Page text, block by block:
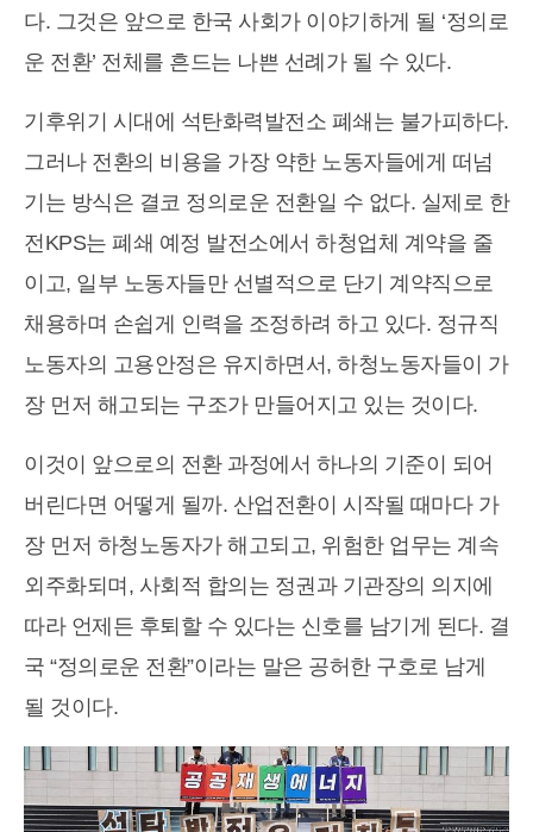
다. 그것은 앞으로 한국 사회가 이야기하게 될 ‘정의로
운 전환’ 전체를 흔드는 나쁜 선례가 될 수 있다.
기후위기 시대에 석탄화력발전소 폐쇄는 불가피하다.
그러나 전환의 비용을 가장 약한 노동자들에게 떠넘
기는 방식은 결코 정의로운 전환일 수 없다. 실제로 한
전KPS는 폐쇄 예정 발전소에서 하청업체 계약을 줄
이고, 일부 노동자들만 선별적으로 단기 계약직으로
채용하며 손쉽게 인력을 조정하려 하고 있다. 정규직
노동자의 고용안정은 유지하면서, 하청노동자들이 가
장 먼저 해고되는 구조가 만들어지고 있는 것이다.
이것이 앞으로의 전환 과정에서 하나의 기준이 되어
버린다면 어떻게 될까. 산업전환이 시작될 때마다 가
장 먼저 하청노동자가 해고되고, 위험한 업무는 계속
외주화되며, 사회적 합의는 정권과 기관장의 의지에
따라 언제든 후퇴할 수 있다는 신호를 남기게 된다. 결
국 “정의로운 전환”이라는 말은 공허한 구호로 남게
될 것이다.